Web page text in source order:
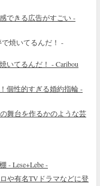
できる広告がすごい -
いてるんだ！ - Caribou
個性的すぎる婚約指輪 -
舞台を作るかのような芸
- Lese+Lebe -
や有名TVドラマなどに登